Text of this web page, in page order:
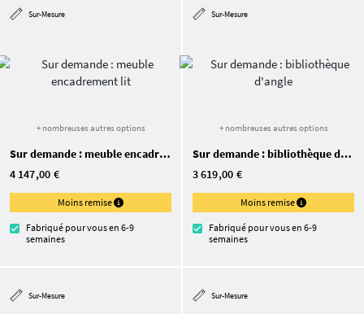
Sur-Mesure
+ nombreuses autres options
Sur demande : meuble encadrement lit
4 147,00 €
Moins remise
Fabriqué pour vous en 6-9
semaines
Sur-Mesure
+ nombreuses autres options
Sur demande : bibliothèque d'angle
3 619,00 €
Moins remise
Fabriqué pour vous en 6-9
semaines
Sur-Mesure Sur-Mesure